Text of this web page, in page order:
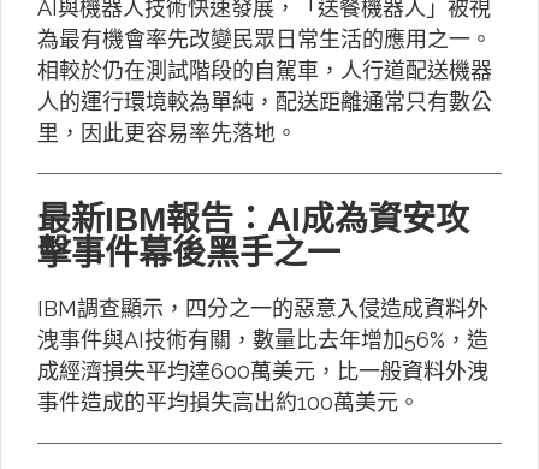
AI與機器人技術快速發展，「送餐機器人」被視
為最有機會率先改變民眾日常生活的應用之一。
相較於仍在測試階段的自駕車，人行道配送機器
人的運行環境較為單純，配送距離通常只有數公
里，因此更容易率先落地。
最新IBM報告：AI成為資安攻
擊事件幕後黑手之一
IBM調查顯示，四分之一的惡意入侵造成資料外
洩事件與AI技術有關，數量比去年增加56%，造
成經濟損失平均達600萬美元，比一般資料外洩
事件造成的平均損失高出約100萬美元。